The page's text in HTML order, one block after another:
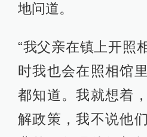
地问道。
“我父亲在镇上开照
时我也会在照相馆
都知道。我就想着
解政策，我不说他